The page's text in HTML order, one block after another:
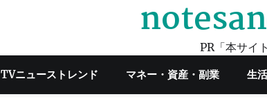
PR「本サイ
TVニューストレンド マネー・資産・副業 生